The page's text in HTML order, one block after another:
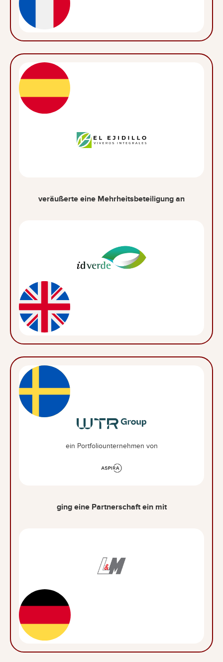
veräußerte eine Mehrheitsbeteiligung an
ein Portfoliounternehmen von
ging eine Partnerschaft ein mit